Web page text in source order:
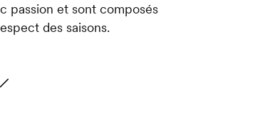
passion et sont composés
des saisons.
de chalet (sur réservation